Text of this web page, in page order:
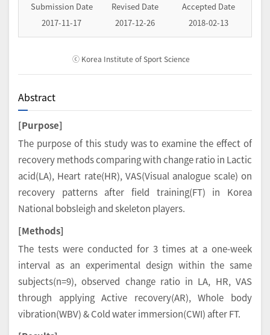
Submission Date
2017-11-17
Revised Date
2017-12-26
Accepted Date
2018-02-13
ⓒ Korea Institute of Sport Science
Abstract
[Purpose]
The purpose of this study was to examine the effect of
recovery methods comparing with change ratio in Lactic
acid(LA), Heart rate(HR), VAS(Visual analogue scale) on
recovery patterns after field training(FT) in Korea
National bobsleigh and skeleton players.
[Methods]
The tests were conducted for 3 times at a one-week
interval as an experimental design within the same
subjects(n=9), observed change ratio in LA, HR, VAS
through applying Active recovery(AR), Whole body
vibration(WBV) & Cold water immersion(CWI) after FT.